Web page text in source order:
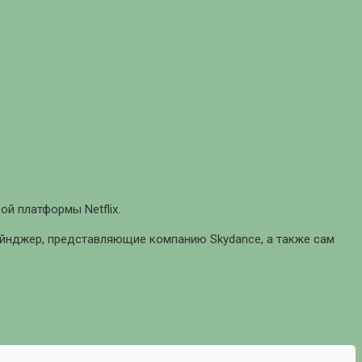
платформы Netflix.
представляющие компанию Skydance, а также сам